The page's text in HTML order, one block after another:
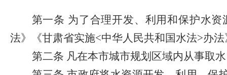
第一条 为了合理开发、利用和保护水
法》《甘肃省实施<中华人民共和国水法>办
第二条 凡在本市城市规划区域内从事取